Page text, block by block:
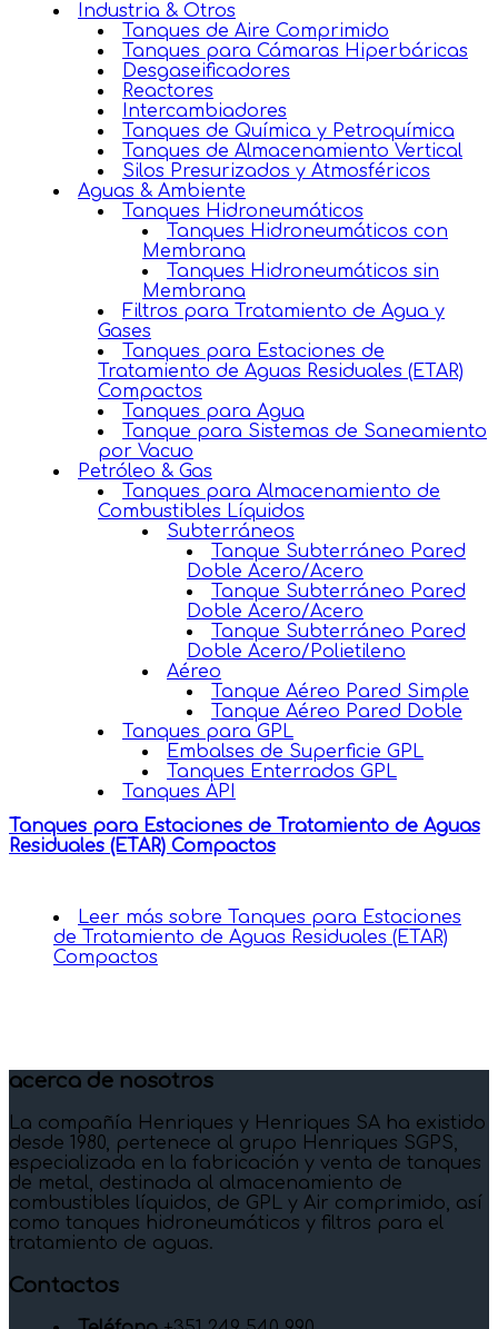
Industria & Otros
Tanques de Aire Comprimido
Tanques para Cámaras Hiperbáricas
Desgaseificadores
Reactores
Intercambiadores
Tanques de Química y Petroquímica
Tanques de Almacenamiento Vertical
Silos Presurizados y Atmosféricos
Aguas & Ambiente
Tanques Hidroneumáticos
Tanques Hidroneumáticos con
Membrana
Tanques Hidroneumáticos sin
Membrana
Filtros para Tratamiento de Agua y
Gases
Tanques para Estaciones de
Tratamiento de Aguas Residuales (ETAR)
Compactos
Tanques para Agua
Tanque para Sistemas de Saneamiento
por Vacuo
Petróleo & Gas
Tanques para Almacenamiento de
Combustibles Líquidos
Subterráneos
Tanque Subterráneo Pared
Doble Acero/Acero
Tanque Subterráneo Pared
Doble Acero/Acero
Tanque Subterráneo Pared
Doble Acero/Polietileno
Aéreo
Tanque Aéreo Pared Simple
Tanque Aéreo Pared Doble
Tanques para GPL
Embalses de Superficie GPL
Tanques Enterrados GPL
Tanques API
Tanques para Estaciones de Tratamiento de Aguas
Residuales (ETAR) Compactos
Leer más sobre Tanques para Estaciones
de Tratamiento de Aguas Residuales (ETAR)
Compactos
acerca de nosotros
La compañía Henriques y Henriques SA ha existido
desde 1980, pertenece al grupo Henriques SGPS,
especializada en la fabricación y venta de tanques
de metal, destinada al almacenamiento de
combustibles líquidos, de GPL y Air comprimido, así
como tanques hidroneumáticos y filtros para el
tratamiento de aguas.
Contactos